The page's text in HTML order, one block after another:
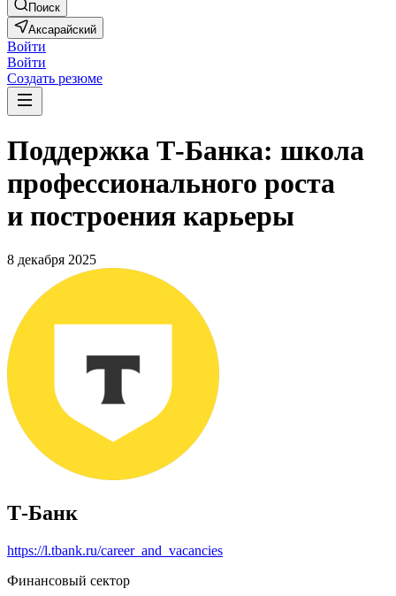
Поиск
Аксарайский
Войти
Войти
Создать резюме
Поддержка Т-Банка: школа
профессионального роста
и построения карьеры
8 декабря 2025
Т-Банк
https://l.tbank.ru/career_and_vacancies
Финансовый сектор